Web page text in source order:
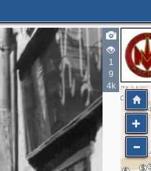
1
9
4k
2